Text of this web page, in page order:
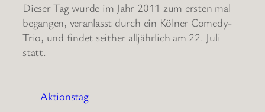
Dieser Tag wurde im Jahr 2011 zum ersten mal
begangen, veranlasst durch ein Kölner Comedy-
Trio, und findet seither alljährlich am 22. Juli
statt.
Aktionstag